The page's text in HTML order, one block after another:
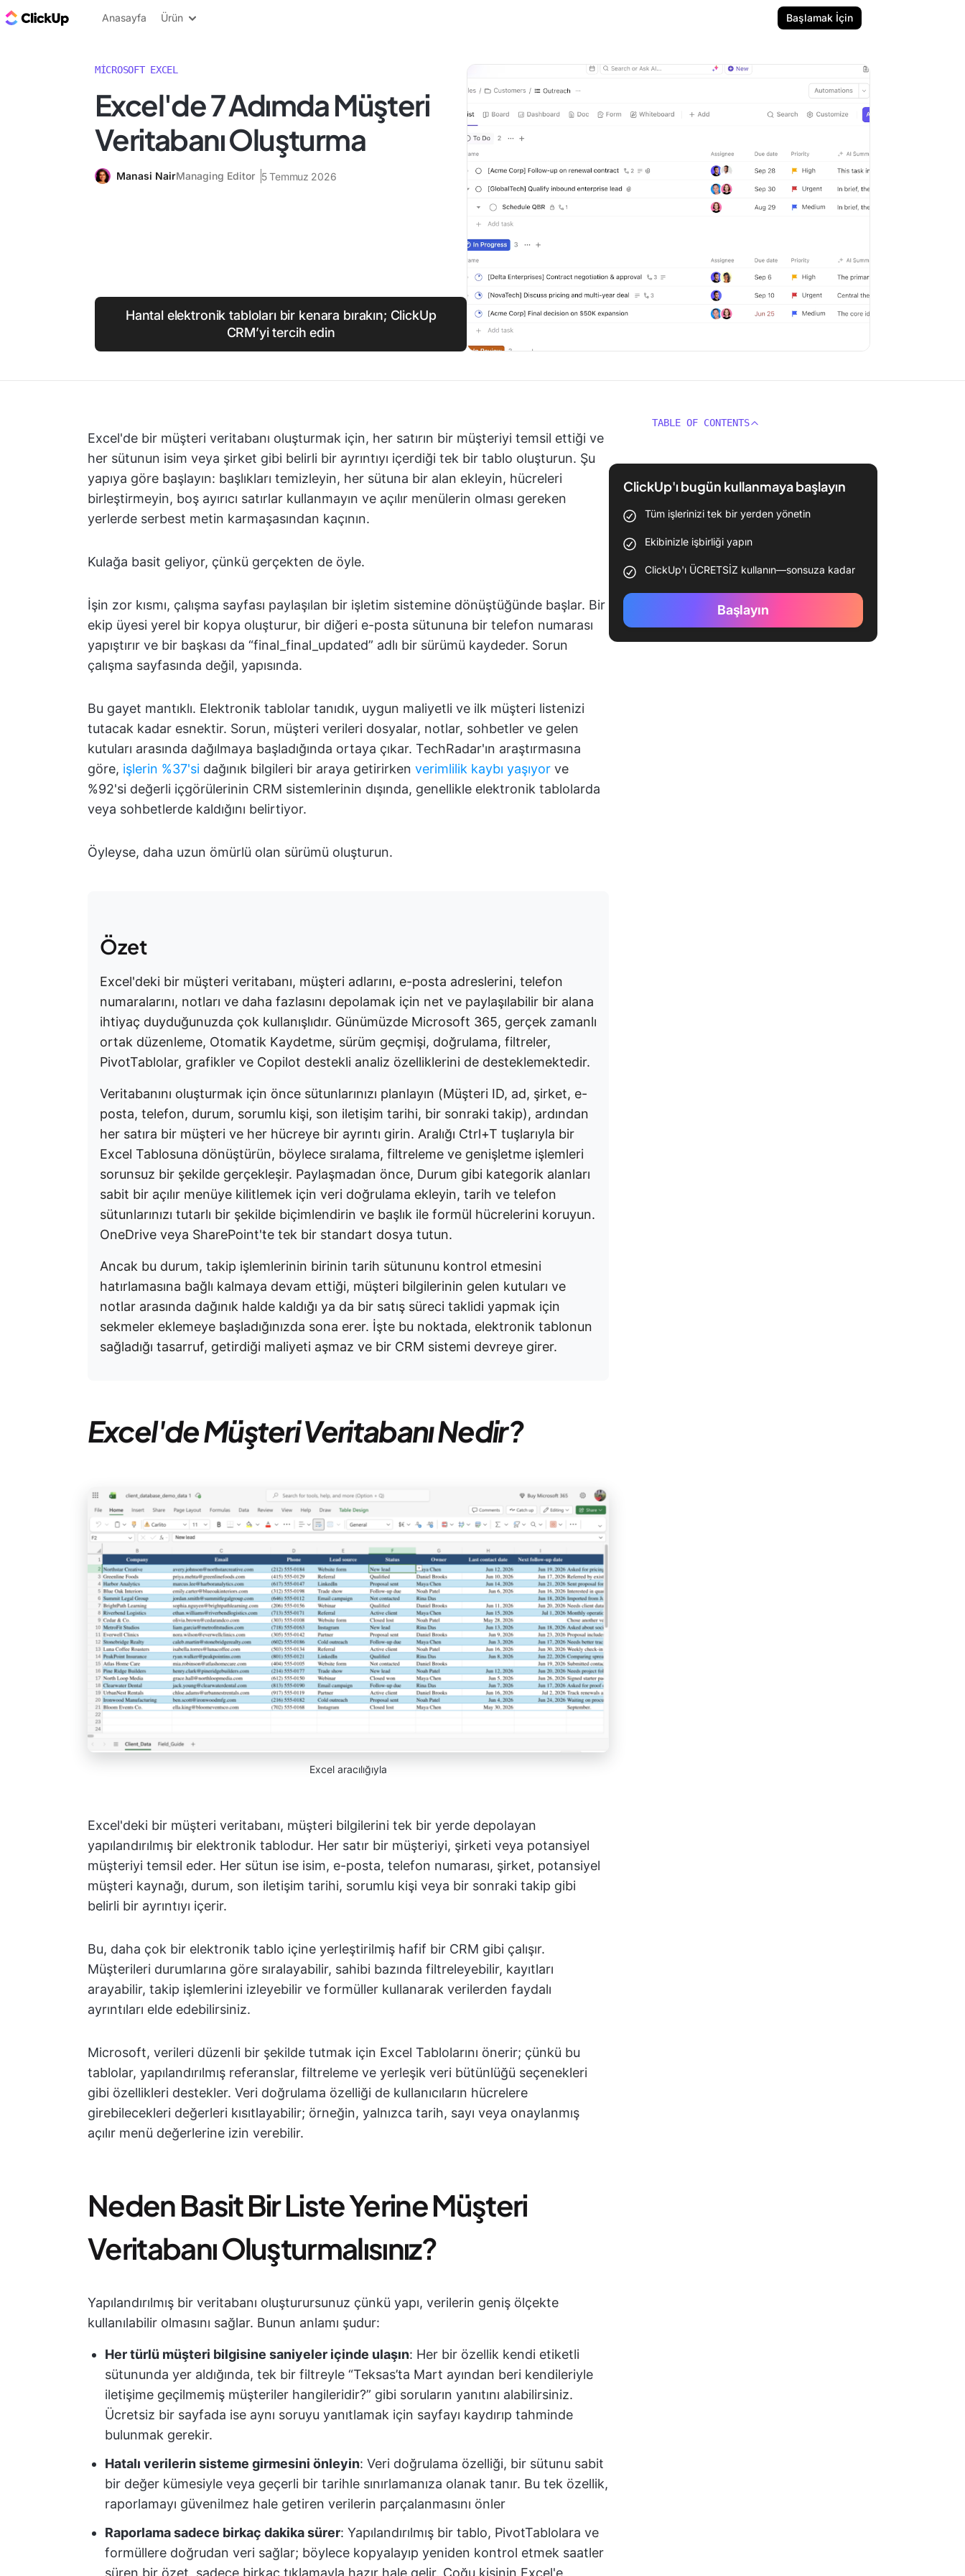
ClickUp Blog
Anasayfa Ürün Başlamak İçin
MICROSOFT EXCEL
Excel'de 7 Adımda Müşteri
Veritabanı Oluşturma
Manasi NairManaging Editor 5 Temmuz 2026
Hantal elektronik tabloları bir kenara bırakın; ClickUp
CRM’yi tercih edin
Excel'de bir müşteri veritabanı oluşturmak için, her satırın bir müşteriyi temsil ettiği ve
her sütunun isim veya şirket gibi belirli bir ayrıntıyı içerdiği tek bir tablo oluşturun. Şu
yapıya göre başlayın: başlıkları temizleyin, her sütuna bir alan ekleyin, hücreleri
birleştirmeyin, boş ayırıcı satırlar kullanmayın ve açılır menülerin olması gereken
yerlerde serbest metin karmaşasından kaçının.
Kulağa basit geliyor, çünkü gerçekten de öyle.
İşin zor kısmı, çalışma sayfası paylaşılan bir işletim sistemine dönüştüğünde başlar. Bir
ekip üyesi yerel bir kopya oluşturur, bir diğeri e-posta sütununa bir telefon numarası
yapıştırır ve bir başkası da “final_final_updated” adlı bir sürümü kaydeder. Sorun
çalışma sayfasında değil, yapısında.
Bu gayet mantıklı. Elektronik tablolar tanıdık, uygun maliyetli ve ilk müşteri listenizi
tutacak kadar esnektir. Sorun, müşteri verileri dosyalar, notlar, sohbetler ve gelen
kutuları arasında dağılmaya başladığında ortaya çıkar. TechRadar'ın araştırmasına
göre, işlerin %37'si dağınık bilgileri bir araya getirirken verimlilik kaybı yaşıyor ve
%92'si değerli içgörülerinin CRM sistemlerinin dışında, genellikle elektronik tablolarda
veya sohbetlerde kaldığını belirtiyor.
Öyleyse, daha uzun ömürlü olan sürümü oluşturun.
Özet
Excel'deki bir müşteri veritabanı, müşteri adlarını, e-posta adreslerini, telefon
numaralarını, notları ve daha fazlasını depolamak için net ve paylaşılabilir bir alana
ihtiyaç duyduğunuzda çok kullanışlıdır. Günümüzde Microsoft 365, gerçek zamanlı
ortak düzenleme, Otomatik Kaydetme, sürüm geçmişi, doğrulama, filtreler,
PivotTablolar, grafikler ve Copilot destekli analiz özelliklerini de desteklemektedir.
Veritabanını oluşturmak için önce sütunlarınızı planlayın (Müşteri ID, ad, şirket, e-
posta, telefon, durum, sorumlu kişi, son iletişim tarihi, bir sonraki takip), ardından
her satıra bir müşteri ve her hücreye bir ayrıntı girin. Aralığı Ctrl+T tuşlarıyla bir
Excel Tablosuna dönüştürün, böylece sıralama, filtreleme ve genişletme işlemleri
sorunsuz bir şekilde gerçekleşir. Paylaşmadan önce, Durum gibi kategorik alanları
sabit bir açılır menüye kilitlemek için veri doğrulama ekleyin, tarih ve telefon
sütunlarınızı tutarlı bir şekilde biçimlendirin ve başlık ile formül hücrelerini koruyun.
OneDrive veya SharePoint'te tek bir standart dosya tutun.
Ancak bu durum, takip işlemlerinin birinin tarih sütununu kontrol etmesini
hatırlamasına bağlı kalmaya devam ettiği, müşteri bilgilerinin gelen kutuları ve
notlar arasında dağınık halde kaldığı ya da bir satış süreci taklidi yapmak için
sekmeler eklemeye başladığınızda sona erer. İşte bu noktada, elektronik tablonun
sağladığı tasarruf, getirdiği maliyeti aşmaz ve bir CRM sistemi devreye girer.
Excel'de Müşteri Veritabanı Nedir?
Excel aracılığıyla
Excel'deki bir müşteri veritabanı, müşteri bilgilerini tek bir yerde depolayan
yapılandırılmış bir elektronik tablodur. Her satır bir müşteriyi, şirketi veya potansiyel
müşteriyi temsil eder. Her sütun ise isim, e-posta, telefon numarası, şirket, potansiyel
müşteri kaynağı, durum, son iletişim tarihi, sorumlu kişi veya bir sonraki takip gibi
belirli bir ayrıntıyı içerir.
Bu, daha çok bir elektronik tablo içine yerleştirilmiş hafif bir CRM gibi çalışır.
Müşterileri durumlarına göre sıralayabilir, sahibi bazında filtreleyebilir, kayıtları
arayabilir, takip işlemlerini izleyebilir ve formüller kullanarak verilerden faydalı
ayrıntıları elde edebilirsiniz.
Microsoft, verileri düzenli bir şekilde tutmak için Excel Tablolarını önerir; çünkü bu
tablolar, yapılandırılmış referanslar, filtreleme ve yerleşik veri bütünlüğü seçenekleri
gibi özellikleri destekler. Veri doğrulama özelliği de kullanıcıların hücrelere
girebilecekleri değerleri kısıtlayabilir; örneğin, yalnızca tarih, sayı veya onaylanmış
açılır menü değerlerine izin verebilir.
Neden Basit Bir Liste Yerine Müşteri
Veritabanı Oluşturmalısınız?
Yapılandırılmış bir veritabanı oluşturursunuz çünkü yapı, verilerin geniş ölçekte
kullanılabilir olmasını sağlar. Bunun anlamı şudur:
Her türlü müşteri bilgisine saniyeler içinde ulaşın: Her bir özellik kendi etiketli
sütununda yer aldığında, tek bir filtreyle “Teksas’ta Mart ayından beri kendileriyle
iletişime geçilmemiş müşteriler hangileridir?” gibi soruların yanıtını alabilirsiniz.
Ücretsiz bir sayfada ise aynı soruyu yanıtlamak için sayfayı kaydırıp tahminde
bulunmak gerekir.
Hatalı verilerin sisteme girmesini önleyin: Veri doğrulama özelliği, bir sütunu sabit
bir değer kümesiyle veya geçerli bir tarihle sınırlamanıza olanak tanır. Bu tek özellik,
raporlamayı güvenilmez hale getiren verilerin parçalanmasını önler
Raporlama sadece birkaç dakika sürer: Yapılandırılmış bir tablo, PivotTablolara ve
formüllere doğrudan veri sağlar; böylece kopyalayıp yeniden kontrol etmek saatler
süren bir özet, sadece birkaç tıklamayla hazır hale gelir. Çoğu kişinin Excel'e
TABLE OF CONTENTS
ClickUp'ı bugün kullanmaya başlayın
Tüm işlerinizi tek bir yerden yönetin
Ekibinizle işbirliği yapın
ClickUp'ı ÜCRETSİZ kullanın—sonsuza kadar
Başlayın